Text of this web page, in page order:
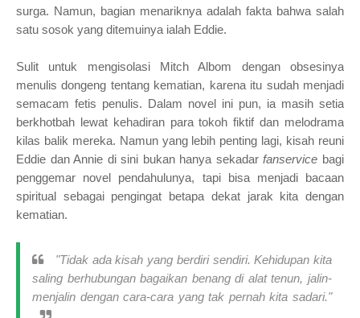
surga. Namun, bagian menariknya adalah fakta bahwa salah
satu sosok yang ditemuinya ialah Eddie.
Sulit untuk mengisolasi Mitch Albom dengan obsesinya
menulis dongeng tentang kematian, karena itu sudah menjadi
semacam fetis penulis. Dalam novel ini pun, ia masih setia
berkhotbah lewat kehadiran para tokoh fiktif dan melodrama
kilas balik mereka. Namun yang lebih penting lagi, kisah reuni
Eddie dan Annie di sini bukan hanya sekadarfanservice bagi
penggemar novel pendahulunya, tapi bisa menjadi bacaan
spiritual sebagai pengingat betapa dekat jarak kita dengan
kematian.
"Tidak ada kisah yang berdiri sendiri. Kehidupan kita
saling berhubungan bagaikan benang di alat tenun, jalin-
menjalin dengan cara-cara yang tak pernah kita sadari."